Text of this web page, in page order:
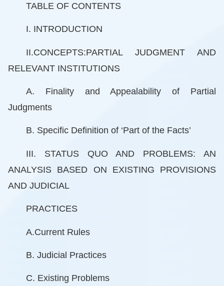
TABLE OF CONTENTS
I. INTRODUCTION
II.CONCEPTS:PARTIAL JUDGMENT AND
RELEVANT INSTITUTIONS
A. Finality and Appealability of Partial
Judgments
B. Specific Definition of ‘Part of the Facts’
III. STATUS QUO AND PROBLEMS: AN
ANALYSIS BASED ON EXISTING PROVISIONS
AND JUDICIAL
PRACTICES
A.Current Rules
B. Judicial Practices
C. Existing Problems